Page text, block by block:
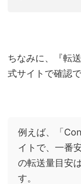
ちなみに、『転
式サイトで確認で
例えば、「
イトで、一番
の転送量目安
す。